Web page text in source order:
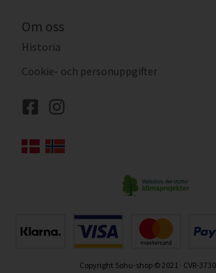
Om oss
Historia
Cookie- och personuppgifter
Copyright Sohu-shop © 2021 · CVR-